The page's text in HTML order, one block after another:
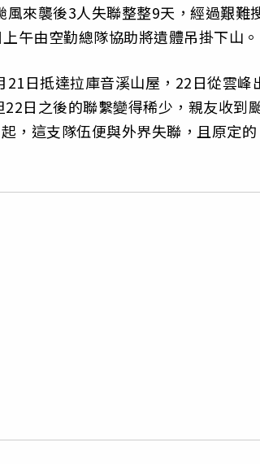
來襲後3人失聯整整9天，經過艱難
午由空勤總隊協助將遺體吊掛下山。
日抵達拉庫音溪山屋，22日從雲峰
日之後的聯繫變得稀少，親友收到
，這支隊伍便與外界失聯，且原定的